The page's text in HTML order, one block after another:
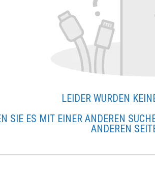
LEIDER WURDEN
SIE ES MIT EINER ANDEREN
ANDEREN